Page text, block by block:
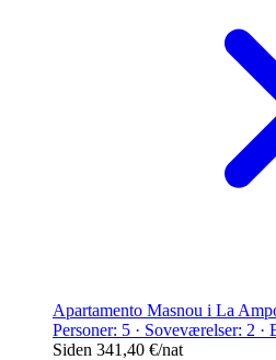
Apartamento Masnou i La
Personer: 5 · Soveværelser: 2 ·
Siden 341,40 €/nat